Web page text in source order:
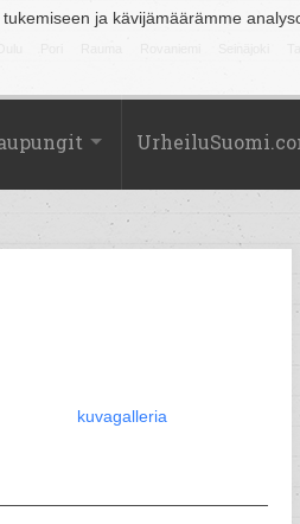
ja kävijämäärämme
kuvagalleria